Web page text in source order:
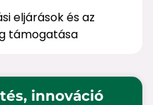
eljárások és az
támogatása
innováció